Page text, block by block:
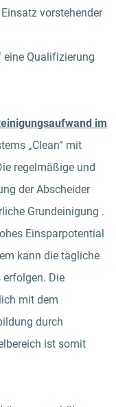
vorstehender
eine Qualifizierung
im
„Clean“ mit
regelmäßige und
der Abscheider
Grundeinigung .
Einsparpotential
kann die tägliche
erfolgen. Die
mit dem
durch
ist somit